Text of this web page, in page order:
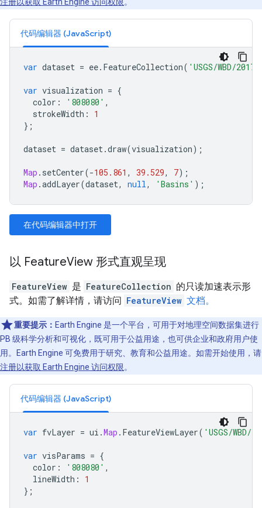
代码编辑器 (JavaScript)
var dataset = ee. FeatureCollection( 'USGS/WBD/2017/
var visualization = {
color : '808080' ,
strokeWidth :
1
};
dataset = dataset.draw(visualization);
Map . setCenter(-105.861 , 39.529, 7);
Map .addLayer(dataset, null, 'Basins' );
在代码编辑器中打开
以 FeatureView 形式直观呈现
FeatureView 是 FeatureCollection 的只读加速表示形
式。如需了解详情，请访问 FeatureView 文档。
重要提示： Earth Engine 是一个平台，可用于对地理空间数据集进行
PB 级科学分析和可视化，既可用于公益用途，也可供企业和政府用户使
用。Earth Engine 可免费用于研究、教育和公益用途。如需开始使用，请
注册以获取 Earth Engine 访问权限。
代码编辑器 (JavaScript)
var fvLayer = ui .Map . FeatureViewLayer( 'USGS/WBD/
var visParams = {
color : '808080' ,
lineWidth :
1
};